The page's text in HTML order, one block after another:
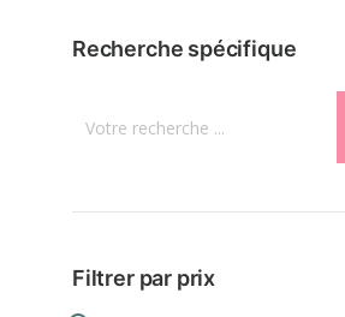
Recherche spécifique
Filtrer par prix